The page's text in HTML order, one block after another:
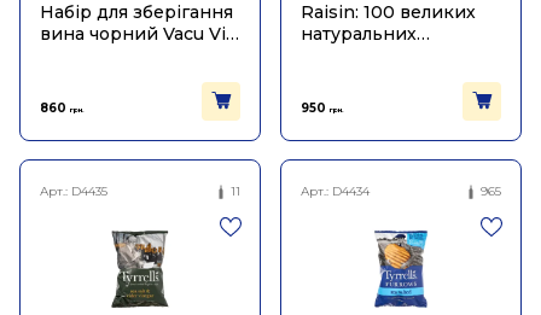
Набір для зберігання
вина чорний Vacu Vin
860 грн.
Raisin: 100 великих
натуральних
950 грн.
Арт.: D4435 11 Арт.: D4434 965